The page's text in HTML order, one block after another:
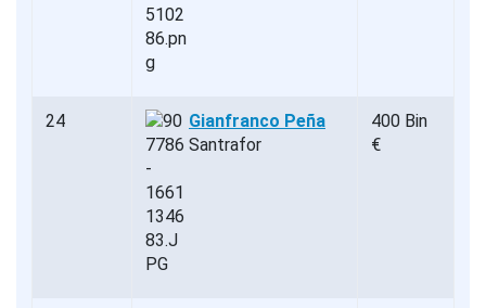
24
Gianfranco Peña
Santrafor
400 Bin
€